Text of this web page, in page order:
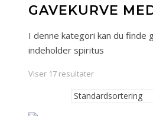
GAVEKURVE
I denne kategori kan du finde
indeholder spiritus
Viser 17 resultater